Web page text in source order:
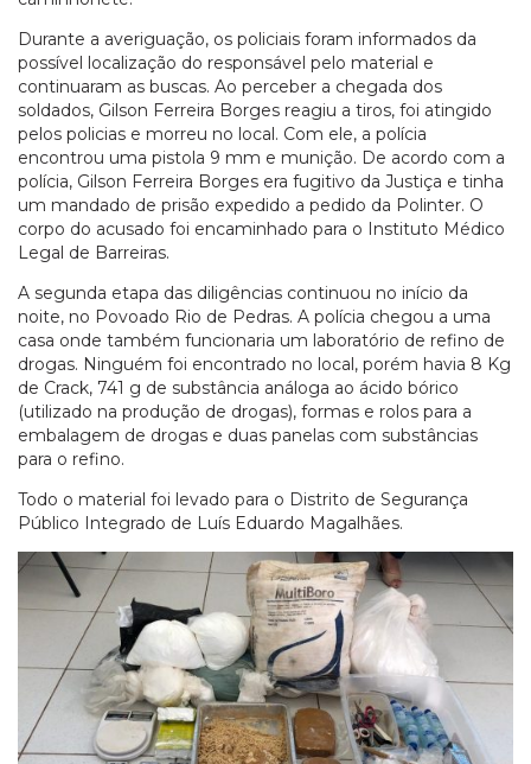
Durante a averiguação, os policiais foram informados da
possível localização do responsável pelo material e
continuaram as buscas. Ao perceber a chegada dos
soldados, Gilson Ferreira Borges reagiu a tiros, foi atingido
pelos policias e morreu no local. Com ele, a polícia
encontrou uma pistola 9 mm e munição. De acordo com a
polícia, Gilson Ferreira Borges era fugitivo da Justiça e tinha
um mandado de prisão expedido a pedido da Polinter. O
corpo do acusado foi encaminhado para o Instituto Médico
Legal de Barreiras.
A segunda etapa das diligências continuou no início da
noite, no Povoado Rio de Pedras. A polícia chegou a uma
casa onde também funcionaria um laboratório de refino de
drogas. Ninguém foi encontrado no local, porém havia 8 Kg
de Crack, 741 g de substância análoga ao ácido bórico
(utilizado na produção de drogas), formas e rolos para a
embalagem de drogas e duas panelas com substâncias
para o refino.
Todo o material foi levado para o Distrito de Segurança
Público Integrado de Luís Eduardo Magalhães.